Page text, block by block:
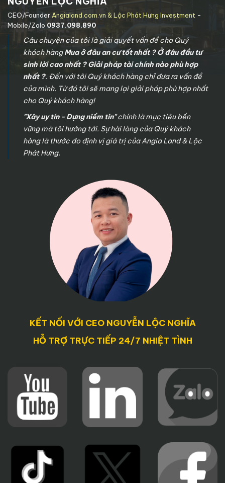
CEO/Founder Angialand.com.vn & Lộc Phát Hưng Investment -
Mobile/Zalo 0937.098.890
Câu chuyện của tôi là giải quyết vấn đề cho Quý
khách hàngMua ở đâu an cư tốt nhất ? Ở đâu đầu tư
sinh lời cao nhất ? Giải pháp tài chính nào phù hợp
nhất ?. Đến với tôi Quý khách hàng chỉ đưa ra vấn đề
của mình. Từ đó tôi sẽ mang lại giải pháp phù hợp nhất
cho Quý khách hàng!
"Xây uy tín - Dựng niềm tin"chính là mục tiêu bền
vững mà tôi hướng tới. Sự hài lòng của Quý khách
hàng là thước đo định vị giá trị của Angia Land & Lộc
Phát Hưng.
KẾT NỐI VỚI CEO NGUYỄN LỘC NGHĨA
HỖ TRỢ TRỰC TIẾP 24/7 NHIỆT TÌNH